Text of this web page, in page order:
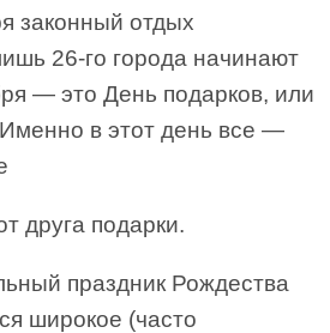
законный отдых
26-го города начинают
— это День подарков, или
в этот день все —
друга подарки.
праздник Рождества
широкое (часто